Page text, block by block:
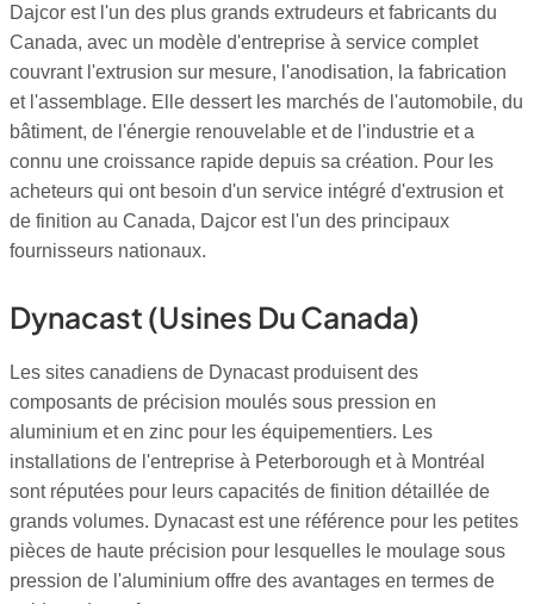
Dajcor est l'un des plus grands extrudeurs et fabricants du
Canada, avec un modèle d'entreprise à service complet
couvrant l'extrusion sur mesure, l'anodisation, la fabrication
et l'assemblage. Elle dessert les marchés de l'automobile, du
bâtiment, de l'énergie renouvelable et de l'industrie et a
connu une croissance rapide depuis sa création. Pour les
acheteurs qui ont besoin d'un service intégré d'extrusion et
de finition au Canada, Dajcor est l'un des principaux
fournisseurs nationaux.
Dynacast (usines Du Canada)
Les sites canadiens de Dynacast produisent des
composants de précision moulés sous pression en
aluminium et en zinc pour les équipementiers. Les
installations de l'entreprise à Peterborough et à Montréal
sont réputées pour leurs capacités de finition détaillée de
grands volumes. Dynacast est une référence pour les petites
pièces de haute précision pour lesquelles le moulage sous
pression de l'aluminium offre des avantages en termes de